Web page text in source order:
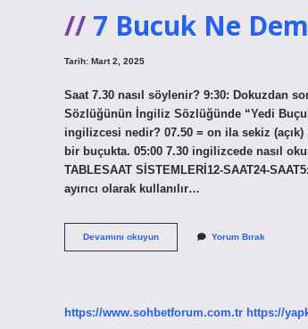
7 Bucuk Ne
Tarih: Mart 2, 2025
Saat 7.30 nasıl söylenir? 9:30: Dokuzdan
Sözlüğünün İngiliz Sözlüğünde “Yedi
ingilizcesi nedir? 07.50 = on ila sekiz
bir buçukta. 05:00 7.30 ingilizcede nasıl
TABLESAAT SİSTEMLERİ12-SAAT24-
ayırıcı olarak kullanılır…
Devamını okuyun7
Bucuk
Yorum Bırak
https://www.sohbetforum.com.tr https://